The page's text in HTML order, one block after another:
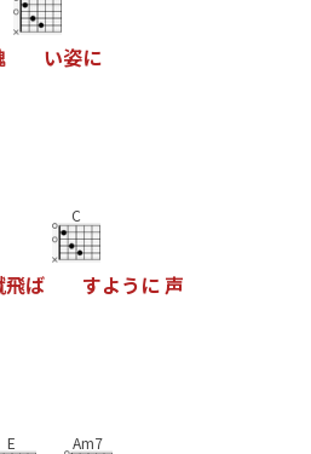
い姿に
飛ば
C
すよう に声
E Am7